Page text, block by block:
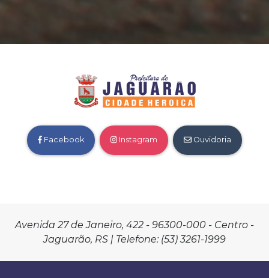
Facebook Instagram Ouvidoria
Avenida 27 de Janeiro, 422 - 96300-000 - Centro -
Jaguarão, RS | Telefone: (53) 3261-1999